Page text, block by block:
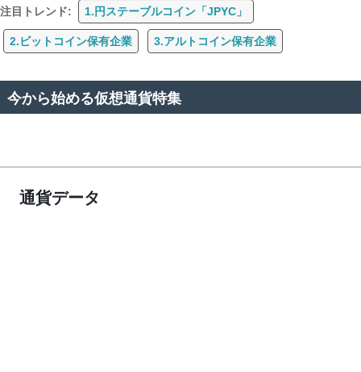
注目トレンド: 1.円ステーブルコイン「JPYC」
2.ビットコイン保有企業 3.アルトコイン保有企業
今から始める仮想通貨特集
通貨データ